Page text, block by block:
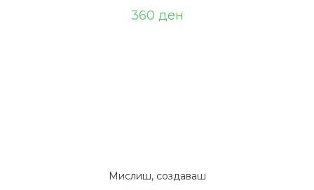
360 ден
Мислиш, создаваш